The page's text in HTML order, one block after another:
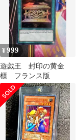
¥999
遊戯王 封印の黄金
櫃 フランス版